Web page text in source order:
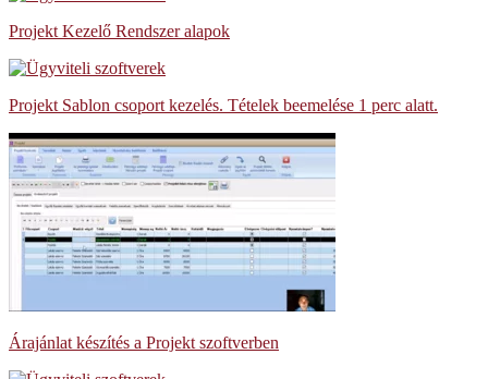
Projekt Kezelő Rendszer alapok
Projekt Sablon csoport kezelés. Tételek beemelése 1 perc alatt.
Árajánlat készítés a Projekt szoftverben